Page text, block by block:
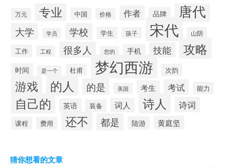
万元 专业 中国 价格 作者 品牌 唐代
大学 学员 学校 学生 孩子 宋代 山阴
工作 工程 很多人 您的 手机 技能 攻略
时间 是一个 杜甫 梦幻西游 次韵
游戏 的人 的是 美国 考生 考试 能力
自己的 英语 装备 词人 诗人 诗词
课程 费用 还不 都是 陆游 黄庭坚
猜你想看的文章